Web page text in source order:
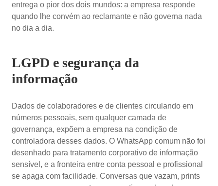
entrega o pior dos dois mundos: a empresa responde
quando lhe convém ao reclamante e não governa nada
no dia a dia.
LGPD e segurança da
informação
Dados de colaboradores e de clientes circulando em
números pessoais, sem qualquer camada de
governança, expõem a empresa na condição de
controladora desses dados. O WhatsApp comum não foi
desenhado para tratamento corporativo de informação
sensível, e a fronteira entre conta pessoal e profissional
se apaga com facilidade. Conversas que vazam, prints